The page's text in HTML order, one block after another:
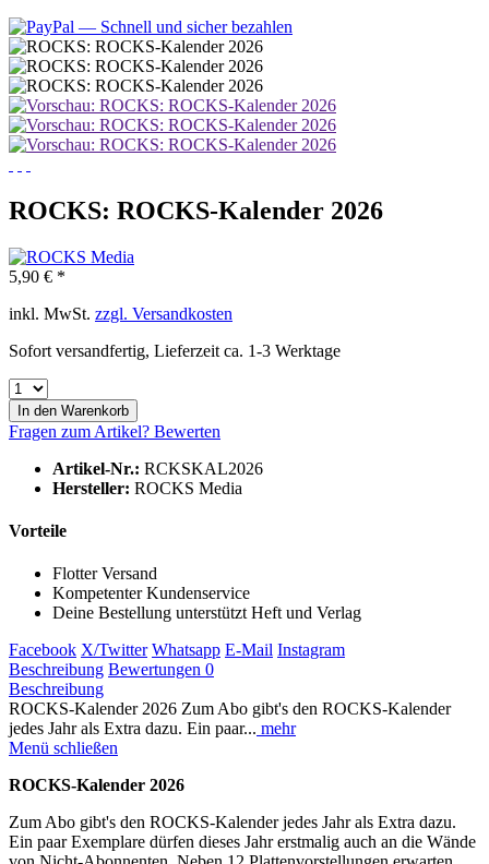
ROCKS: ROCKS-Kalender 2026
5,90 € *
inkl. MwSt. zzgl. Versandkosten
Sofort versandfertig, Lieferzeit ca. 1-3 Werktage
In den Warenkorb
Fragen zum Artikel? Bewerten
Artikel-Nr.: RCKSKAL2026
Hersteller: ROCKS Media
Vorteile
Flotter Versand
Kompetenter Kundenservice
Deine Bestellung unterstützt Heft und Verlag
Facebook X/Twitter Whatsapp E-Mail Instagram
Beschreibung Bewertungen 0
Beschreibung
ROCKS-Kalender 2026 Zum Abo gibt's den ROCKS-Kalender
jedes Jahr als Extra dazu. Ein paar... mehr
Menü schließen
ROCKS-Kalender 2026
Zum Abo gibt's den ROCKS-Kalender jedes Jahr als Extra dazu.
Ein paar Exemplare dürfen dieses Jahr erstmalig auch an die Wände